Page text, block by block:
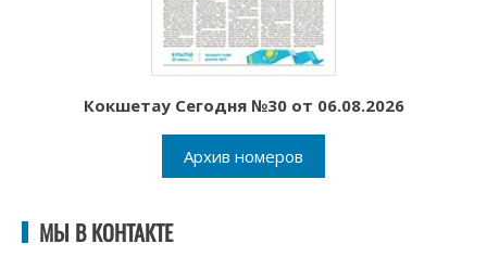
Кокшетау Сегодня №30 от 06.08.2026
Архив номеров
МЫ В КОНТАКТЕ